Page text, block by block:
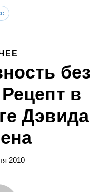
без
в
Дэвида
2010